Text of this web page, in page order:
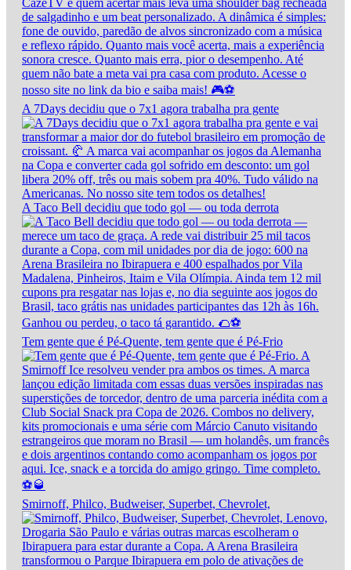
A 7Days decidiu que o 7x1 agora trabalha pra gente
A Taco Bell decidiu que todo gol — ou toda derrota
Tem gente que é Pé-Quente, tem gente que é Pé-Frio
Smirnoff, Philco, Budweiser, Superbet, Chevrolet,